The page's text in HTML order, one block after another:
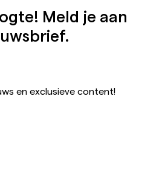
Meld je aan
en exclusieve content!